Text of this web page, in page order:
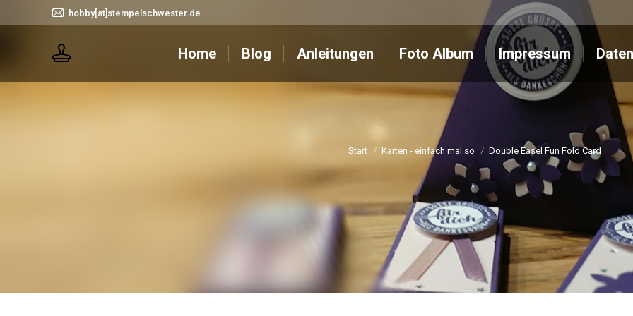
hobby[at]stempelschwester.de
Home Blog Anleitungen Foto Album Impressum
Sie befinden sich hier:
Start Karten - einfach mal so Double Easel Fun Fold Card
Home Blog Anleitungen Foto Album Impressum